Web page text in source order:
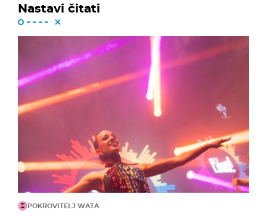
Nastavi čitati
POKROVITELJ WATA